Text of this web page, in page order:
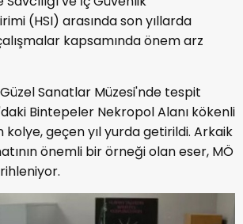
(HSI) arasında son yıllarda
kapsamında önem arz
Sanatlar Müzesi'nde tespit
Bintepeler Nekropol Alanı kökenli
geçen yıl yurda getirildi. Arkaik
önemli bir örneği olan eser, MÖ